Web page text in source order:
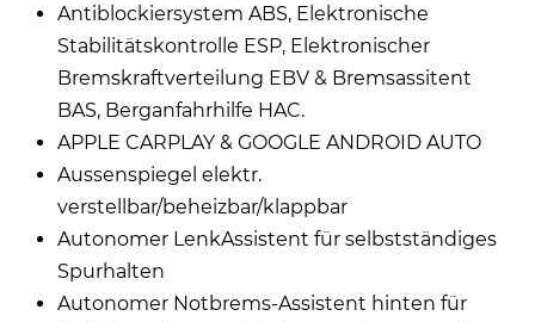
Antiblockiersystem ABS, Elektronische
Stabilitätskontrolle ESP, Elektronischer
Bremskraftverteilung EBV & Bremsassitent
BAS, Berganfahrhilfe HAC.
APPLE CARPLAY & GOOGLE ANDROID AUTO
Aussenspiegel elektr.
verstellbar/beheizbar/klappbar
Autonomer LenkAssistent für selbstständiges
Spurhalten
Autonomer Notbrems-Assistent hinten für